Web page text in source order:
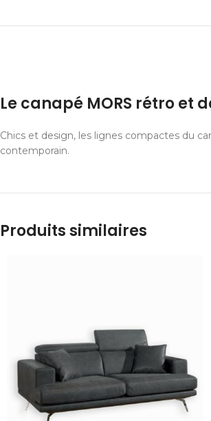
Le canapé MORS rétro et
Chics et design, les lignes compactes du
contemporain.
Produits similaires